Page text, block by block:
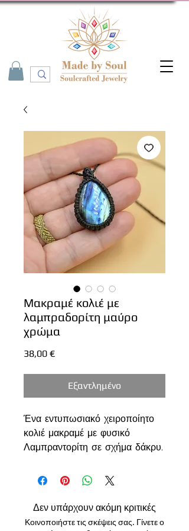
Μακραμέ κολιέ με
λαμπραδορίτη μαύρο
χρώμα
38,00 €Τιμή
Εξαντλημένο
Ένα εντυπωσιακό χειροποίητο
κολιέ μακραμέ με φυσικό
Λαμπραντορίτη σε σχήμα δάκρυ.
τον μοναδικό ιριδισμό του, που
όταν το φως αγγίζει την
επιφάνειά του.
Δεν υπάρχουν ακόμη κριτικές
Κοινοποιήστε τις σκέψεις σας. Γίνετε ο